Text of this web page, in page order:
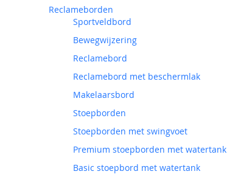
Reclameborden
Sportveldbord
Bewegwijzering
Reclamebord
Reclamebord met beschermlak
Makelaarsbord
Stoepborden
Stoepborden met swingvoet
Premium stoepborden met watertank
Basic stoepbord met watertank